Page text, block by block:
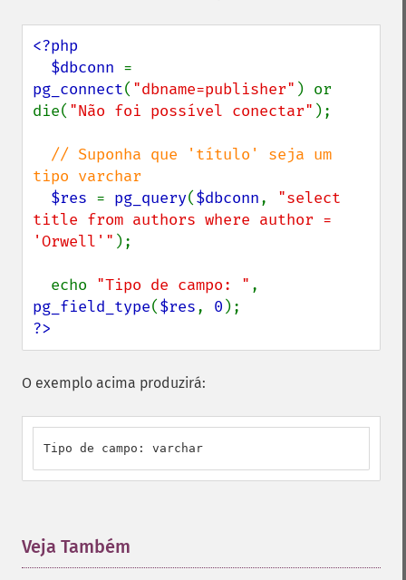
<?php
  $dbconn
pg_connect( "dbname=publisher" ) or
die( "Não foi possível conectar" );
// Suponha que 'título' seja um
tipo varchar
$res = pg_query($dbconn, "select
title from authors where author =
'Orwell'" );
  echo
"Tipo de campo: "
pg_field_type($res, 0
?>
O exemplo acima produzirá:
Tipo de campo: varchar
Veja Também